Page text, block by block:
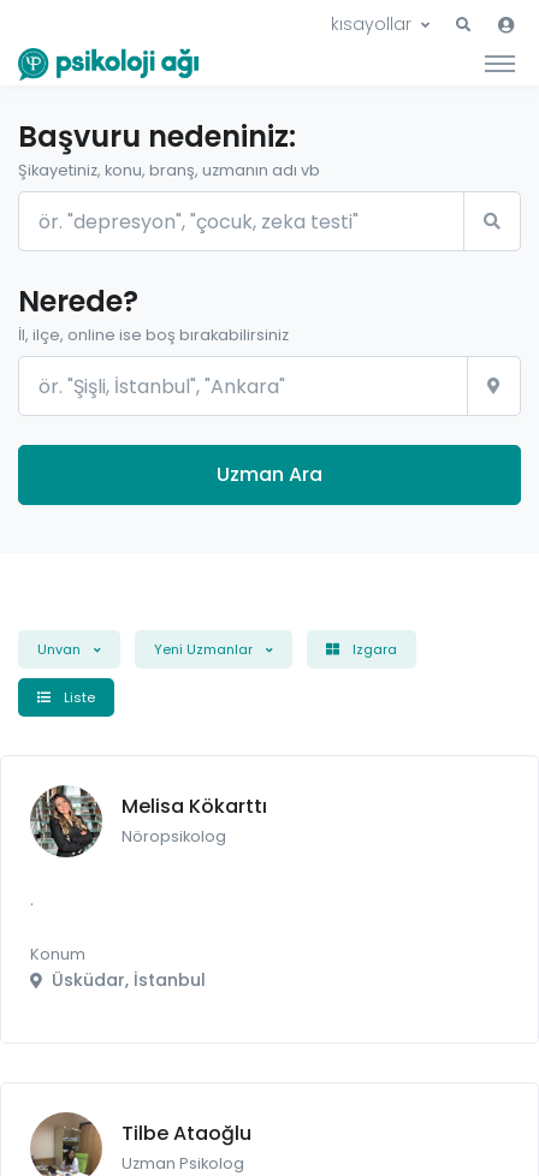
kısayollar
Başvuru nedeniniz:
Şikayetiniz, konu, branş, uzmanın adı vb
Nerede?
İl, ilçe, online ise boş bırakabilirsiniz
Uzman Ara
Unvan Yeni Uzmanlar Izgara
Liste
Melisa Kökarttı
Nöropsikolog
.
Konum
Üsküdar, İstanbul
Tilbe Ataoğlu
Uzman Psikolog